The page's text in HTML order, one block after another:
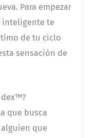
Para empezar
inteligente te
de tu ciclo
sensación de
que busca
que